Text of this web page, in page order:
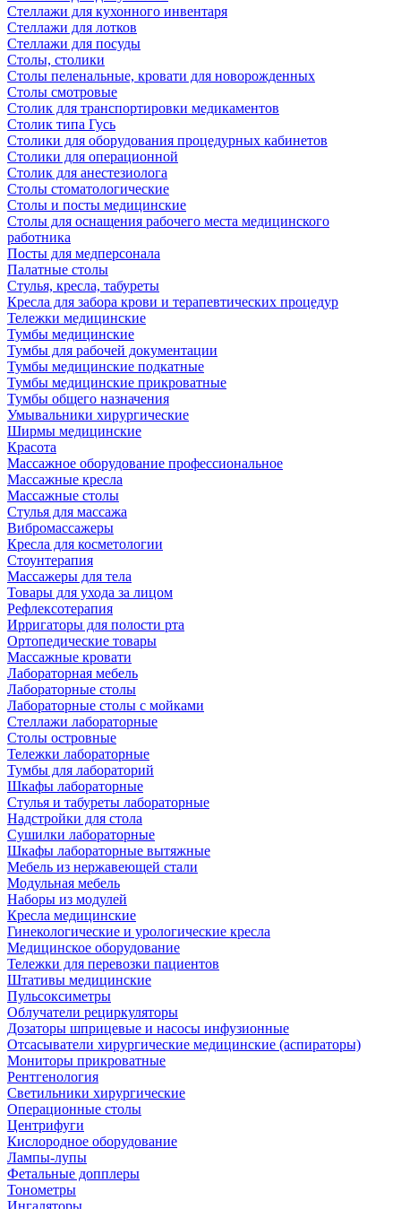
Стеллажи для кухонного инвентаря
Стеллажи для лотков
Стеллажи для посуды
Столы, столики
Столы пеленальные, кровати для новорожденных
Столы смотровые
Столик для транспортировки медикаментов
Столик типа Гусь
Столики для оборудования процедурных кабинетов
Столики для операционной
Столик для анестезиолога
Столы стоматологические
Столы и посты медицинские
Столы для оснащения рабочего места медицинского
работника
Посты для медперсонала
Палатные столы
Стулья, кресла, табуреты
Кресла для забора крови и терапевтических процедур
Тележки медицинские
Тумбы медицинские
Тумбы для рабочей документации
Тумбы медицинские подкатные
Тумбы медицинские прикроватные
Тумбы общего назначения
Умывальники хирургические
Ширмы медицинские
Красота
Массажное оборудование профессиональное
Массажные кресла
Массажные столы
Стулья для массажа
Вибромассажеры
Кресла для косметологии
Стоунтерапия
Массажеры для тела
Товары для ухода за лицом
Рефлексотерапия
Ирригаторы для полости рта
Ортопедические товары
Массажные кровати
Лабораторная мебель
Лабораторные столы
Лабораторные столы с мойками
Стеллажи лабораторные
Столы островные
Тележки лабораторные
Тумбы для лабораторий
Шкафы лабораторные
Стулья и табуреты лабораторные
Надстройки для стола
Сушилки лабораторные
Шкафы лабораторные вытяжные
Мебель из нержавеющей стали
Модульная мебель
Наборы из модулей
Кресла медицинские
Гинекологические и урологические кресла
Медицинское оборудование
Тележки для перевозки пациентов
Штативы медицинские
Пульсоксиметры
Облучатели рециркуляторы
Дозаторы шприцевые и насосы инфузионные
Отсасыватели хирургические медицинские (аспираторы)
Мониторы прикроватные
Рентгенология
Светильники хирургические
Операционные столы
Центрифуги
Кислородное оборудование
Лампы-лупы
Фетальные допплеры
Тонометры
Ингаляторы